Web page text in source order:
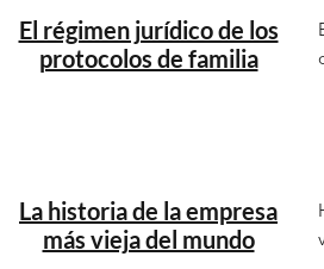
El régimen jurídico de los
protocolos de familia
La historia de la empresa
más vieja del mundo